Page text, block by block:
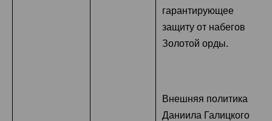
гарантирующее
защиту от набегов
Золотой орды.
Внешняя политика
Даниила Галицкого